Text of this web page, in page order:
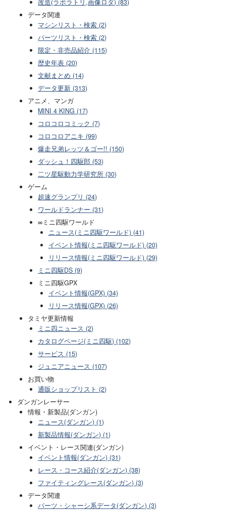
改造(ラボラトリ,画像ロダ) (83)
データ関連
マシンリスト・検索 (2)
パーツリスト・検索 (2)
限定・非売品紹介 (115)
歴史年表 (20)
文献まとめ (14)
データ更新 (313)
アニメ、マンガ
MINI 4 KING (17)
コロコロコミック (7)
コロコロアニキ (99)
爆走兄弟レッツ＆ゴー!! (150)
ダッシュ！四駆郎 (53)
二ツ星駆動力学研究所 (30)
ゲーム
超速グランプリ (24)
ワールドランナー (31)
∞ミニ四駆ワールド
ニュース(ミニ四駆ワールド) (41)
イベント情報(ミニ四駆ワールド) (20)
リリース情報(ミニ四駆ワールド) (29)
ミニ四駆DS (9)
ミニ四駆GPX
イベント情報(GPX) (34)
リリース情報(GPX) (26)
タミヤ更新情報
ミニ四ニュース (2)
カタログページ(ミニ四駆) (102)
サービス (15)
ジュニアニュース (107)
お買い物
通販ショップリスト (2)
ダンガンレーサー
情報・新製品(ダンガン)
ニュース(ダンガン) (1)
新製品情報(ダンガン) (1)
イベント・レース関連(ダンガン)
イベント情報(ダンガン) (31)
レース・コース紹介(ダンガン) (38)
ファイティングレース(ダンガン) (3)
データ関連
パーツ・シャーシ系データ(ダンガン) (3)